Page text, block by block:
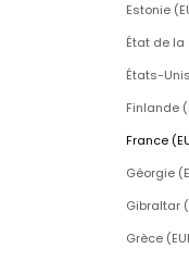
Estonie
État de la
États-
Finlande
France
Géorgie
Gibraltar
Grèce